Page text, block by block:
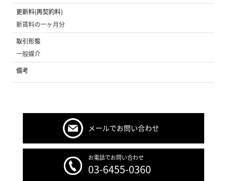
更新料(再契約料)
新賃料の一ヶ月分
取引形態
一般媒介
備考
メールでお問い合わせ
お電話でお問い合わせ
03-6455-0360